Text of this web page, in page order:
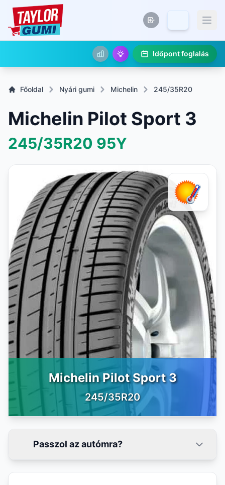
Időpont foglalás
Főoldal Nyári gumi Michelin 245/35R20
Michelin Pilot Sport 3
245/35R20 95Y
Michelin Pilot Sport 3
245/35R20
Passzol az autómra?